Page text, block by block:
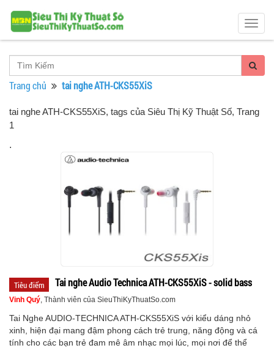
Trang chủ tai nghe ATH-CKS55XiS
tai nghe ATH-CKS55XiS, tags của Siêu Thị Kỹ Thuật Số, Trang
1
.
Tiêu điểm Tai nghe Audio Technica ATH-CKS55XiS - solid bass
Vinh Quý, Thành viên của SieuThiKyThuatSo.com
Tai Nghe AUDIO-TECHNICA ATH-CKS55XiS với kiểu dáng nhỏ
xinh, hiện đại mang đậm phong cách trẻ trung, năng động và cá
tính cho các bạn trẻ đam mê âm nhạc mọi lúc, mọi nơi để thể